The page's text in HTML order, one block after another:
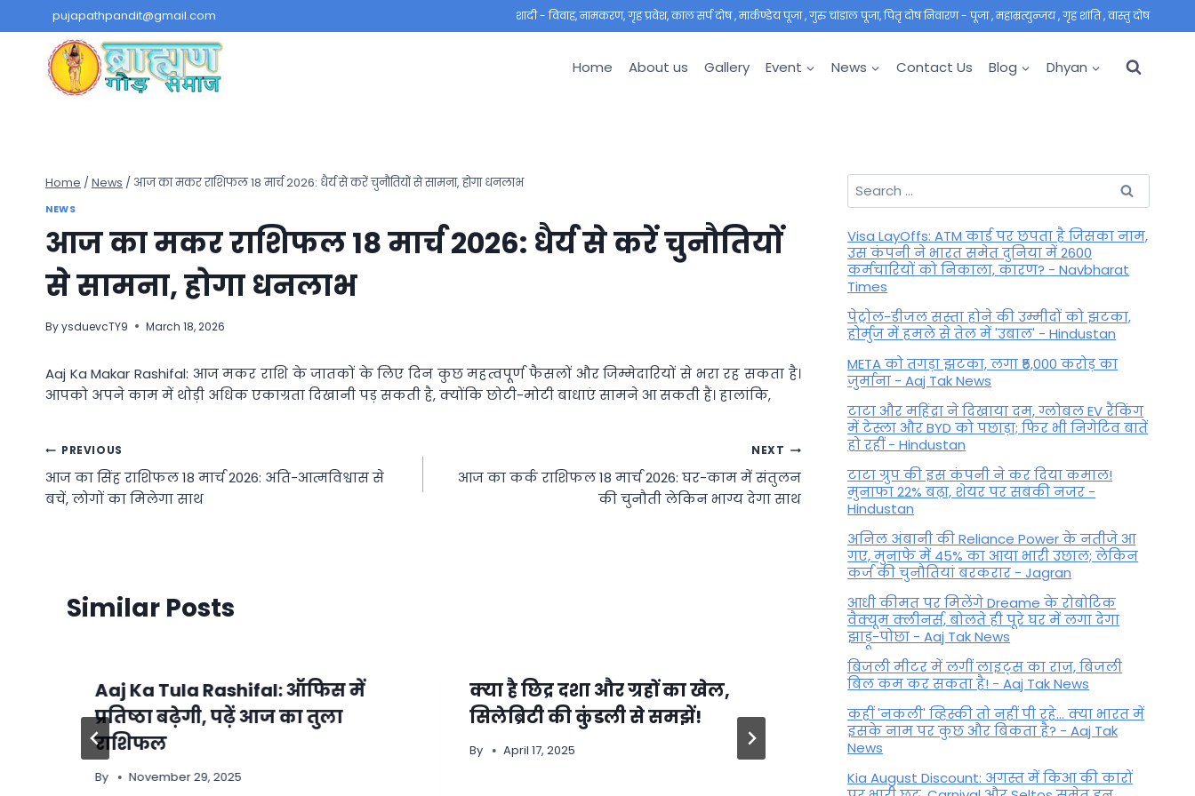
to
content
pujapathpandit@gmail.com शादी - विवाह, नामकरण, गृह प्रवेश, काल सर्प दोष , मार्कण्डेय पूजा , गुरु चांडाल पूजा, पितृ दोष निवारण - पूजा , महाम्रत्युन्जय , गृह शांति , वास्तु दोष
Home About us Gallery Event News Contact Us Blog Dhyan
Home / News / आज का मकर राशिफल 18 मार्च 2026: धैर्य से करें चुनौतियों से सामना, होगा धनलाभ
NEWS
आज का मकर राशिफल 18 मार्च 2026: धैर्य से करें चुनौतियों
से सामना, होगा धनलाभ
ByysduevcTY9 March 18, 2026
Aaj Ka Makar Rashifal: आज मकर राशि के जातकों के लिए दिन कुछ महत्वपूर्ण फैसलों और जिम्मेदारियों से भरा रह सकता है।
आपको अपने काम में थोड़ी अधिक एकाग्रता दिखानी पड़ सकती है, क्योंकि छोटी-मोटी बाधाएं सामने आ सकती हैं। हालांकि,
Post
navigation
PREVIOUS
आज का सिंह राशिफल 18 मार्च 2026: अति-आत्मविश्वास से
बचें, लोगों का मिलेगा साथ
NEXT
आज का कर्क राशिफल 18 मार्च 2026: घर-काम में संतुलन
की चुनौती लेकिन भाग्य देगा साथ
Similar Posts
Aaj Ka Tula Rashifal: ऑफिस में
प्रतिष्ठा बढ़ेगी, पढ़ें आज का तुला
राशिफल
By November 29, 2025
क्‍या है छिद्र दशा और ग्रहों का खेल,
सिलेब्रिटी की कुंडली से समझें!
By April 17, 2025
Aaj Ka Vrishabh Rashifal: कई
सुनहरे अवसर आज मिलेंगे
By August 12, 2025
Search
for:
Visa LayOffs: ATM कार्ड पर छपता है जिसका नाम,
उस कंपनी ने भारत समेत दुनिया में 2600
कर्मचारियों को निकाला, कारण? - Navbharat
Times
पेट्रोल-डीजल सस्ता होने की उम्मीदों को झटका,
होर्मुज में हमले से तेल में 'उबाल' - Hindustan
META को तगड़ा झटका, लगा ₹5,000 करोड़ का
जुर्माना - Aaj Tak News
टाटा और महिंद्रा ने दिखाया दम, ग्लोबल EV रैंकिंग
में टेस्ला और BYD को पछाड़ा; फिर भी निगेटिव बातें
हो रहीं - Hindustan
टाटा ग्रुप की इस कंपनी ने कर दिया कमाल!
मुनाफा 22% बढ़ा, शेयर पर सबकी नजर -
Hindustan
अनिल अंबानी की Reliance Power के नतीजे आ
गए, मुनाफे में 45% का आया भारी उछाल; लेकिन
कर्ज की चुनौतियां बरकरार - Jagran
आधी कीमत पर मिलेंगे Dreame के रोबोटिक
वैक्यूम क्लीनर्स, बोलते ही पूरे घर में लगा देगा
झाड़ू-पोछा - Aaj Tak News
बिजली मीटर में लगीं लाइट्स का राज़, बिजली
बिल कम कर सकता है! - Aaj Tak News
कहीं 'नकली' व्हिस्की तो नहीं पी रहे... क्या भारत में
इसके नाम पर कुछ और बिकता है? - Aaj Tak
News
Kia August Discount: अगस्त में किआ की कारों